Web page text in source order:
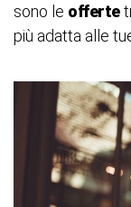
sono le offerte
più adatta alle